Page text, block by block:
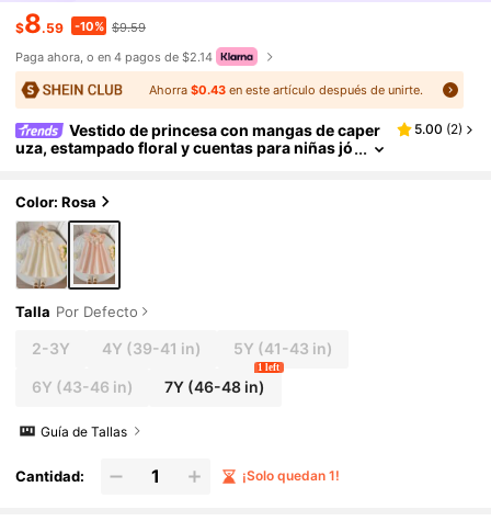
$8.59 -10% $9.59
Paga ahora, o en 4 pagos de $2.14
Ahorra $0.43en este artículo después de unirte.
Vestido de princesa con mangas de caper
uza, estampado floral y cuentas para niñas jó
5.00 (2)
Color: Rosa
Talla Por Defecto
2-3Y 4Y (39-41 in) 5Y (41-43 in)
6Y (43-46 in) 7Y (46-48 in)
1 left
Guía de Tallas
Cantidad: ¡Solo quedan 1!